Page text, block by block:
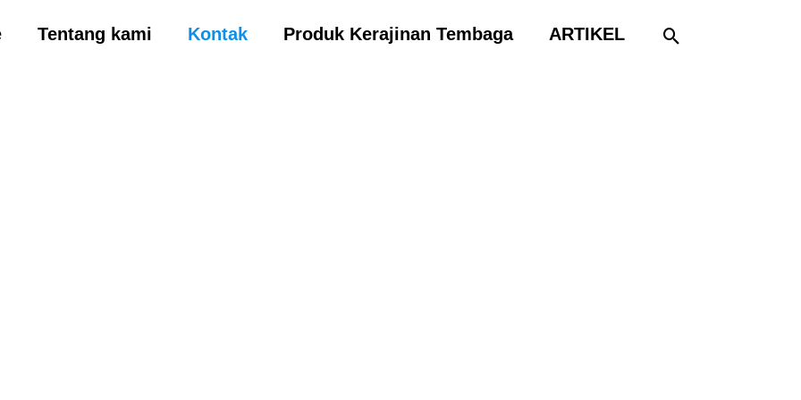
Tentang kami Kontak Produk Kerajinan Tembaga ARTIKEL Cari